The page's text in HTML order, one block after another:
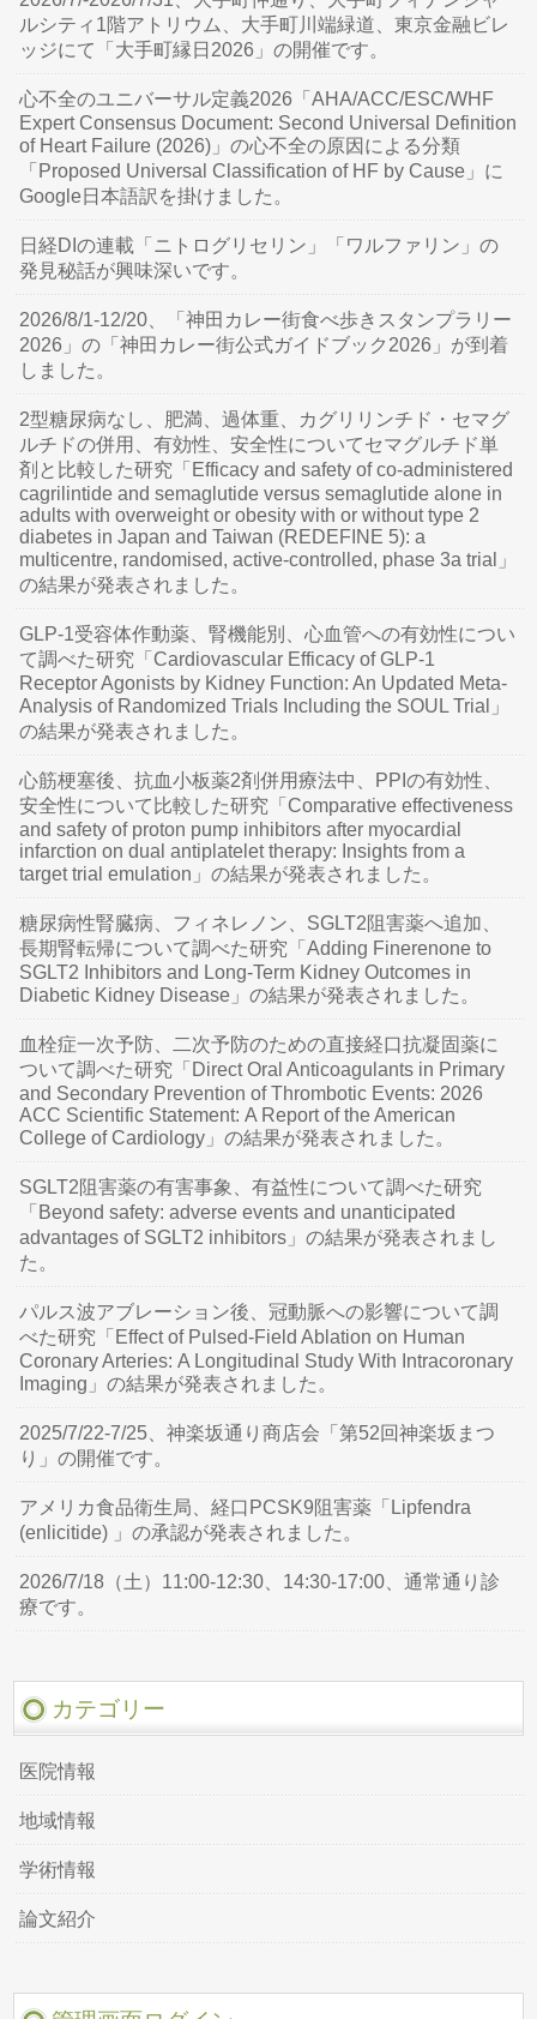
ルシティ1階アトリウム、大手町川端緑道、東京金融ビレ
ッジにて「大手町縁日2026」の開催です。
心不全のユニバーサル定義2026「AHA/ACC/ESC/WHF
Expert Consensus Document: Second Universal Definition
of Heart Failure (2026)」の心不全の原因による分類
「Proposed Universal Classification of HF by Cause」に
Google日本語訳を掛けました。
日経DIの連載「ニトログリセリン」「ワルファリン」の
発見秘話が興味深いです。
2026/8/1-12/20、「神田カレー街食べ歩きスタンプラリー
2026」の「神田カレー街公式ガイドブック2026」が到着
しました。
2型糖尿病なし、肥満、過体重、カグリリンチド・セマグ
ルチドの併用、有効性、安全性についてセマグルチド単
剤と比較した研究「Efficacy and safety of co-administered
cagrilintide and semaglutide versus semaglutide alone in
adults with overweight or obesity with or without type 2
diabetes in Japan and Taiwan (REDEFINE 5): a
multicentre, randomised, active-controlled, phase 3a trial」
の結果が発表されました。
GLP-1受容体作動薬、腎機能別、心血管への有効性につい
て調べた研究「Cardiovascular Efficacy of GLP-1
Receptor Agonists by Kidney Function: An Updated Meta-
Analysis of Randomized Trials Including the SOUL Trial」
の結果が発表されました。
心筋梗塞後、抗血小板薬2剤併用療法中、PPIの有効性、
安全性について比較した研究「Comparative effectiveness
and safety of proton pump inhibitors after myocardial
infarction on dual antiplatelet therapy: Insights from a
target trial emulation」の結果が発表されました。
糖尿病性腎臓病、フィネレノン、SGLT2阻害薬へ追加、
長期腎転帰について調べた研究「Adding Finerenone to
SGLT2 Inhibitors and Long-Term Kidney Outcomes in
Diabetic Kidney Disease」の結果が発表されました。
血栓症一次予防、二次予防のための直接経口抗凝固薬に
ついて調べた研究「Direct Oral Anticoagulants in Primary
and Secondary Prevention of Thrombotic Events: 2026
ACC Scientific Statement: A Report of the American
College of Cardiology」の結果が発表されました。
SGLT2阻害薬の有害事象、有益性について調べた研究
「Beyond safety: adverse events and unanticipated
advantages of SGLT2 inhibitors」の結果が発表されまし
た。
パルス波アブレーション後、冠動脈への影響について調
べた研究「Effect of Pulsed-Field Ablation on Human
Coronary Arteries: A Longitudinal Study With Intracoronary
Imaging」の結果が発表されました。
2025/7/22-7/25、神楽坂通り商店会「第52回神楽坂まつ
り」の開催です。
アメリカ食品衛生局、経口PCSK9阻害薬「Lipfendra
(enlicitide) 」の承認が発表されました。
2026/7/18（土）11:00-12:30、14:30-17:00、通常通り診
療です。
カテゴリー
医院情報
地域情報
学術情報
論文紹介